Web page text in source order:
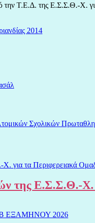
Τ.Ε.Δ. της Ε.Σ.Σ.Θ.-Χ.
2014
Σχολικών
της Ε.Σ.Σ.Θ.-Χ.